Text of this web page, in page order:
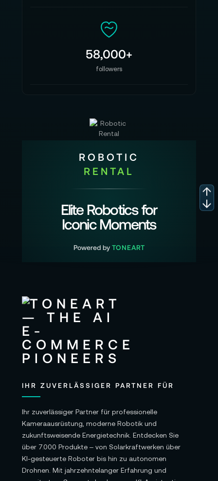
58,000+
followers
ROBOTIC
RENTAL
Elite Robotics for
Iconic Moments
Powered by TONEART
IHR ZUVERLÄSSIGER PARTNER FÜR
Ihr zuverlässiger Partner für professionelle
Kameraausrüstung, moderne Robotik und
zukunftsweisende Energietechnik. Entdecken Sie
über 7.000 Produkte – von Solarkraftwerken über
KI-gesteuerte Roboter bis hin zu autonomen
Drohnen. Mit jahrzehntelanger Erfahrung und